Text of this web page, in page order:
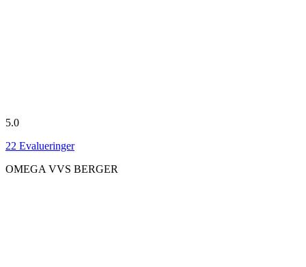
5.0
22 Evalueringer
OMEGA VVS BERGER